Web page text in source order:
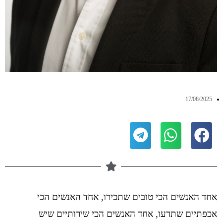
17/08/2025
אחד האנשים הכי טובים שתכירו, אחד האנשים הכי
אכפתיים שתדעו, אחד האנשים הכי שירותיים שיש